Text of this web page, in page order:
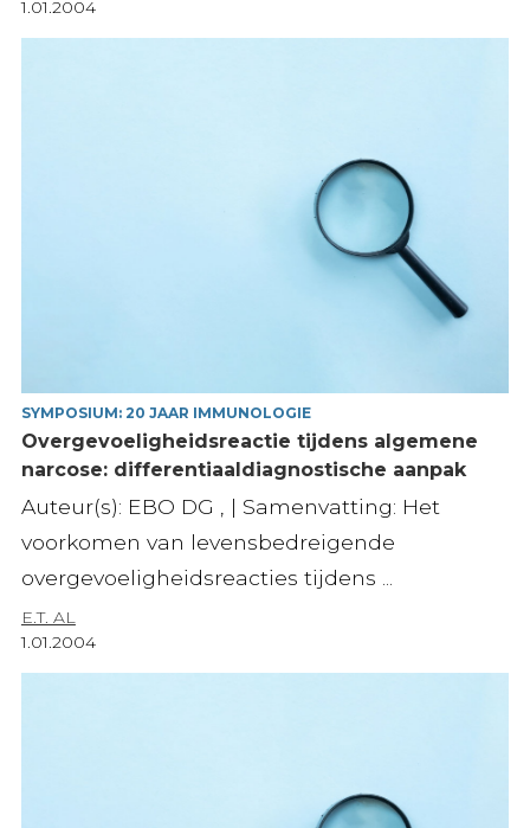
1.01.2004
SYMPOSIUM: 20 JAAR IMMUNOLOGIE
Overgevoeligheidsreactie tijdens algemene
narcose: differentiaaldiagnostische aanpak
Auteur(s): EBO DG , | Samenvatting: Het
voorkomen van levensbedreigende
overgevoeligheidsreacties tijdens ...
E.T. AL
1.01.2004